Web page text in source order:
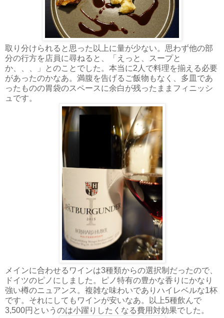
取り分けられると思った以上に量が少ない。思わず他の部
分の行方を店員に尋ねると、「えっと、スープと
か、、、」とのことでした。本当に2人で料理を揃える必要
があったのかなあ。満腹を告げるご飯物もなく、多皿であ
ったものの胃袋のスペースに余白が残ったままフィニッシ
ュです。
メインに合わせるワインは3種類からの選択制だったので、
ドイツのピノにしました。ピノ特有の豊かな香りにかなり
強い樽のニュアンス。複雑な味わいでありハイレベルな1杯
です。それにしてもワインが安いなあ。以上5種飲んで
3,500円というのは小躍りしたくなる費用対効果でした。